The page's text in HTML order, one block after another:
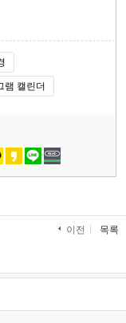
램 캘린더
이전 목록